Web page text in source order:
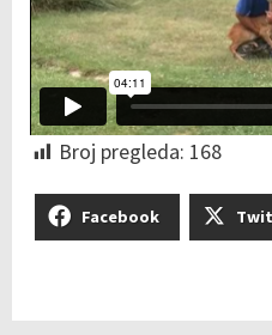
Broj pregleda: 168
Facebook